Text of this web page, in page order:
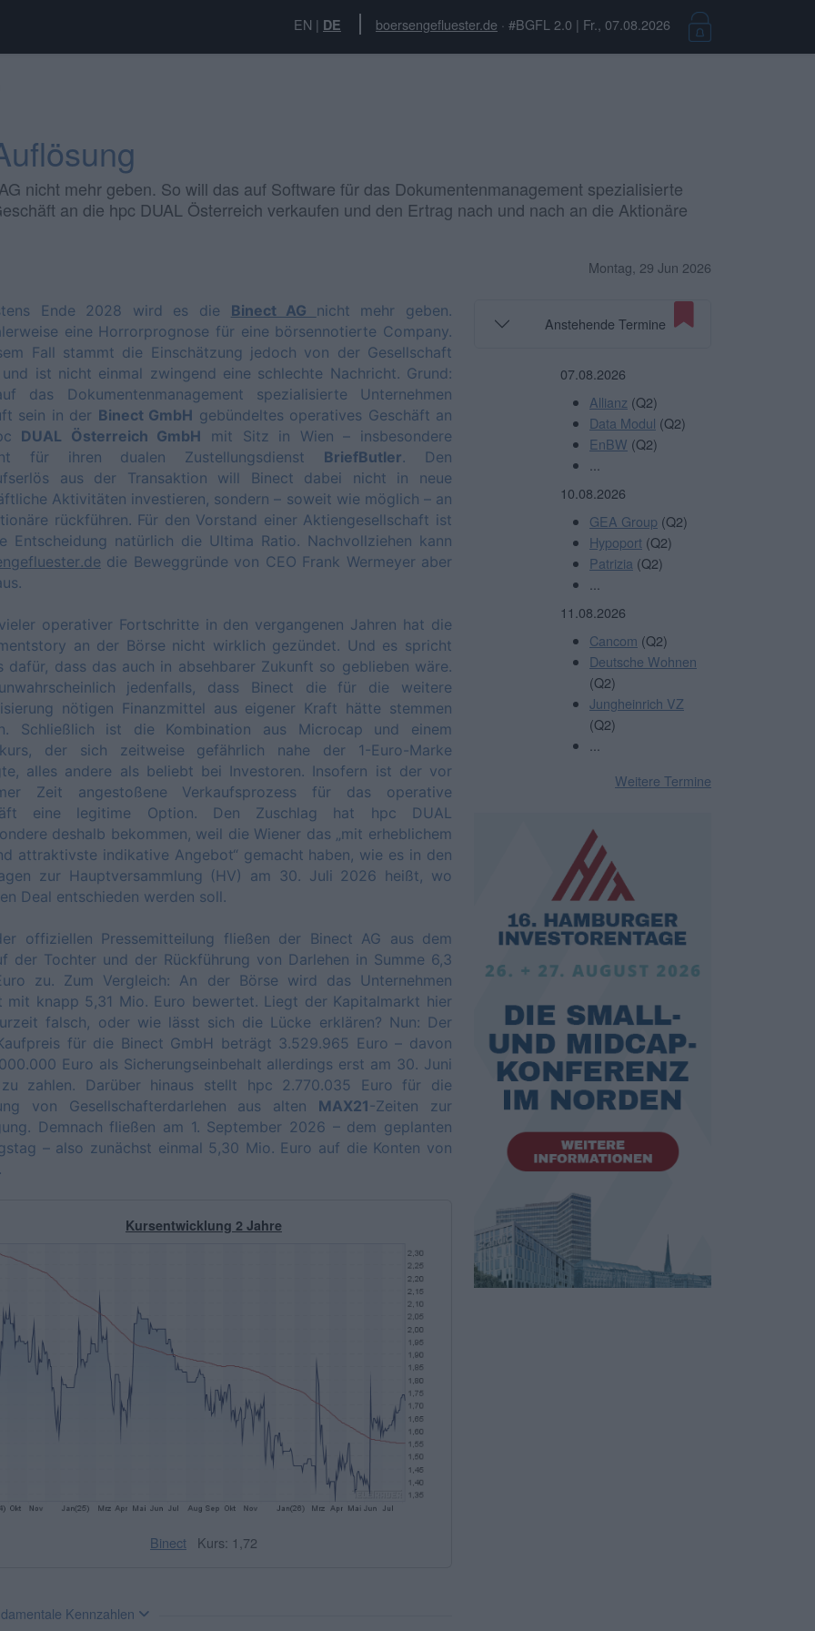
EN | DE boersengefluester.de · #BGFL 2.0 | Fr., 07.08.2026
nicht mehr geben. So will das auf Software für das Dokumentenmanagement spezialisierte
an die hpc DUAL Österreich verkaufen und den Ertrag nach und nach an die Aktionäre
Montag, 29 Jun 2026
Ende 2028 wird es die Binect AG nicht mehr geben.
eine Horrorprognose für eine börsennotierte Company.
Fall stammt die Einschätzung jedoch von der Gesellschaft
ist nicht einmal zwingend eine schlechte Nachricht. Grund:
das Dokumentenmanagement spezialisierte Unternehmen
sein in der Binect GmbH gebündeltes operatives Geschäft an
DUAL Österreich GmbH mit Sitz in Wien – insbesondere
für ihren dualen Zustellungsdienst BriefButler. Den
aus der Transaktion will Binect dabei nicht in neue
Aktivitäten investieren, sondern – soweit wie möglich – an
rückführen. Für den Vorstand einer Aktiengesellschaft ist
Entscheidung natürlich die Ultima Ratio. Nachvollziehen kann
die Beweggründe von CEO Frank Wermeyer aber
operativer Fortschritte in den vergangenen Jahren hat die
an der Börse nicht wirklich gezündet. Und es spricht
dafür, dass das auch in absehbarer Zukunft so geblieben wäre.
jedenfalls, dass Binect die für die weitere
nötigen Finanzmittel aus eigener Kraft hätte stemmen
Schließlich ist die Kombination aus Microcap und einem
der sich zeitweise gefährlich nahe der 1-Euro-Marke
alles andere als beliebt bei Investoren. Insofern ist der vor
Zeit angestoßene Verkaufsprozess für das operative
eine legitime Option. Den Zuschlag hat hpc DUAL
deshalb bekommen, weil die Wiener das „mit erheblichem
attraktivste indikative Angebot“ gemacht haben, wie es in den
zur Hauptversammlung (HV) am 30. Juli 2026 heißt, wo
Deal entschieden werden soll.
offiziellen Pressemitteilung fließen der Binect AG aus dem
der Tochter und der Rückführung von Darlehen in Summe 6,3
zu. Zum Vergleich: An der Börse wird das Unternehmen
mit knapp 5,31 Mio. Euro bewertet. Liegt der Kapitalmarkt hier
falsch, oder wie lässt sich die Lücke erklären? Nun: Der
für die Binect GmbH beträgt 3.529.965 Euro – davon
Euro als Sicherungseinbehalt allerdings erst am 30. Juni
zahlen. Darüber hinaus stellt hpc 2.770.035 Euro für die
von Gesellschafterdarlehen aus alten MAX21-Zeiten zur
Demnach fließen am 1. September 2026 – dem geplanten
– also zunächst einmal 5,30 Mio. Euro auf die Konten von
Kursentwicklung 2 Jahre
Binect Kurs: 1,72
Kennzahlen
Anstehende Termine
07.08.2026
Allianz (Q2)
Data Modul (Q2)
EnBW (Q2)
10.08.2026
GEA Group (Q2)
Hypoport (Q2)
Patrizia (Q2)
11.08.2026
Cancom (Q2)
Deutsche Wohnen
(Q2)
Jungheinrich VZ
(Q2)
Weitere Termine